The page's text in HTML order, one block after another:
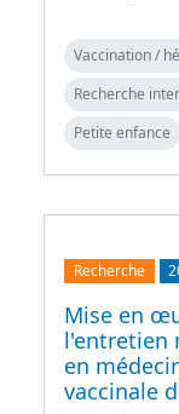
Vaccination /
Recherche
Petite enfance
Recherche
Mise en
l'entretien
en
vaccinale